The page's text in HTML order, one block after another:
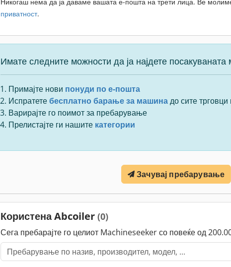
приватност.
Имате следните можности да ја најдете
Примајте нови понуди по е-пошта
Испратетебесплатно барање за машинадо сите трговци
Варирајте го поимот за пребарување
Прелистајте ги нашите категории
Зачувај пребарување
Користена Abcoiler (0)
Сега пребарајте го целиот Machineseeker со повеќе од